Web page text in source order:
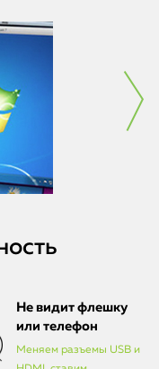
Не видит флешку
или телефон
Меняем разъемы USB и